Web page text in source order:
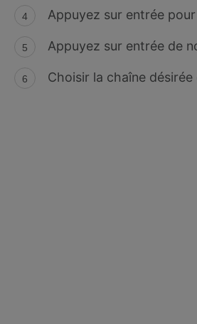
Appuyez sur entrée
Appuyez sur entrée de
Choisir la chaîne